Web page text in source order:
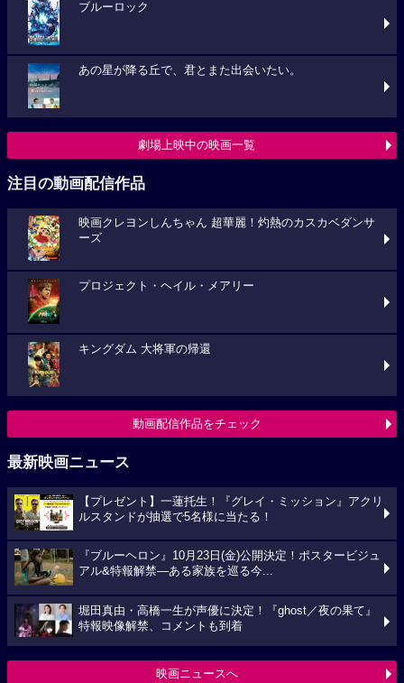
ブルーロック
あの星が降る丘で、君とまた出会いたい。
劇場上映中の映画一覧
注目の動画配信作品
映画クレヨンしんちゃん 超華麗！灼熱のカスカベダンサ
ーズ
プロジェクト・ヘイル・メアリー
キングダム 大将軍の帰還
動画配信作品をチェック
最新映画ニュース
【プレゼント】一蓮托生！『グレイ・ミッション』アクリ
ルスタンドが抽選で5名様に当たる！
『ブルーヘロン』10月23日(金)公開決定！ポスタービジュ
アル&特報解禁―ある家族を巡る今...
堀田真由・高橋一生が声優に決定！『ghost／夜の果て』
特報映像解禁、コメントも到着
映画ニュースへ